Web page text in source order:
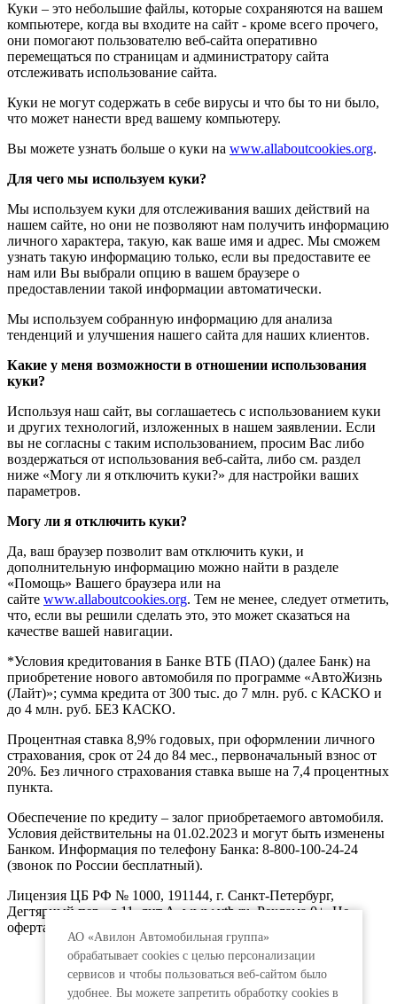
АО «Авилон Автомобильная группа»
обрабатывает cookies с целью персонализации
сервисов и чтобы пользоваться веб-сайтом было
удобнее. Вы можете запретить обработку сookies в
Куки – это небольшие файлы, которые сохраняются на вашем
компьютере, когда вы входите на сайт - кроме всего прочего,
они помогают пользователю веб-сайта оперативно
перемещаться по страницам и администратору сайта
отслеживать использование сайта.
Куки не могут содержать в себе вирусы и что бы то ни было,
что может нанести вред вашему компьютеру.
Вы можете узнать больше о куки на www.allaboutcookies.org.
Для чего мы используем куки?
Мы используем куки для отслеживания ваших действий на
нашем сайте, но они не позволяют нам получить информацию
личного характера, такую, как ваше имя и адрес. Мы сможем
узнать такую информацию только, если вы предоставите ее
нам или Вы выбрали опцию в вашем браузере о
предоставлении такой информации автоматически.
Мы используем собранную информацию для анализа
тенденций и улучшения нашего сайта для наших клиентов.
Какие у меня возможности в отношении использования
куки?
Используя наш сайт, вы соглашаетесь с использованием куки
и других технологий, изложенных в нашем заявлении. Если
вы не согласны с таким использованием, просим Вас либо
воздержаться от использования веб-сайта, либо см. раздел
ниже «Могу ли я отключить куки?» для настройки ваших
параметров.
Могу ли я отключить куки?
Да, ваш браузер позволит вам отключить куки, и
дополнительную информацию можно найти в разделе
«Помощь» Вашего браузера или на
сайте www.allaboutcookies.org. Тем не менее, следует отметить,
что, если вы решили сделать это, это может сказаться на
качестве вашей навигации.
*Условия кредитования в Банке ВТБ (ПАО) (далее Банк) на
приобретение нового автомобиля по программе «АвтоЖизнь
(Лайт)»; сумма кредита от 300 тыс. до 7 млн. руб. с КАСКО и
до 4 млн. руб. БЕЗ КАСКО.
Процентная ставка 8,9% годовых, при оформлении личного
страхования, срок от 24 до 84 мес., первоначальный взнос от
20%. Без личного страхования ставка выше на 7,4 процентных
пункта.
Обеспечение по кредиту – залог приобретаемого автомобиля.
Условия действительны на 01.02.2023 и могут быть изменены
Банком. Информация по телефону Банка: 8-800-100-24-24
(звонок по России бесплатный).
Лицензия ЦБ РФ № 1000, 191144, г. Санкт-Петербург,
Дегтярный пер., д.11, лит.А. www.vtb.ru. Реклама 0+. Не
оферта.